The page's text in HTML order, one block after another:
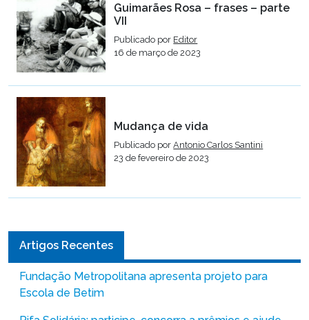
Guimarães Rosa – frases – parte
VII
Publicado por Editor
16 de março de 2023
Mudança de vida
Publicado porAntonio Carlos Santini
23 de fevereiro de 2023
Artigos Recentes
Fundação Metropolitana apresenta projeto para
Escola de Betim